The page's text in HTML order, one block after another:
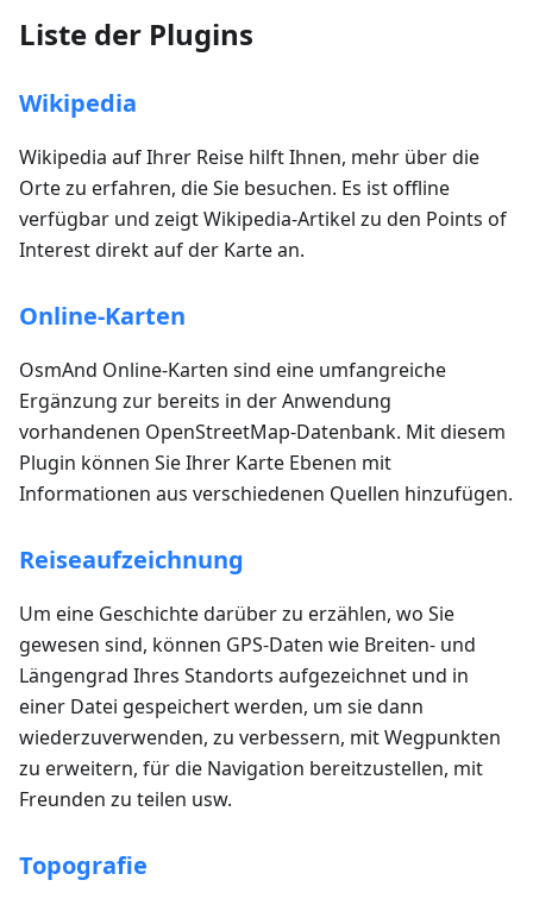
Liste der Plugins
Wikipedia
Wikipedia auf Ihrer Reise hilft Ihnen, mehr über die
Orte zu erfahren, die Sie besuchen. Es ist offline
verfügbar und zeigt Wikipedia-Artikel zu den Points of
Interest direkt auf der Karte an.
Online-Karten
OsmAnd Online-Karten sind eine umfangreiche
Ergänzung zur bereits in der Anwendung
vorhandenen OpenStreetMap-Datenbank. Mit diesem
Plugin können Sie Ihrer Karte Ebenen mit
Informationen aus verschiedenen Quellen hinzufügen.
Reiseaufzeichnung
Um eine Geschichte darüber zu erzählen, wo Sie
gewesen sind, können GPS-Daten wie Breiten- und
Längengrad Ihres Standorts aufgezeichnet und in
einer Datei gespeichert werden, um sie dann
wiederzuverwenden, zu verbessern, mit Wegpunkten
zu erweitern, für die Navigation bereitzustellen, mit
Freunden zu teilen usw.
Topografie